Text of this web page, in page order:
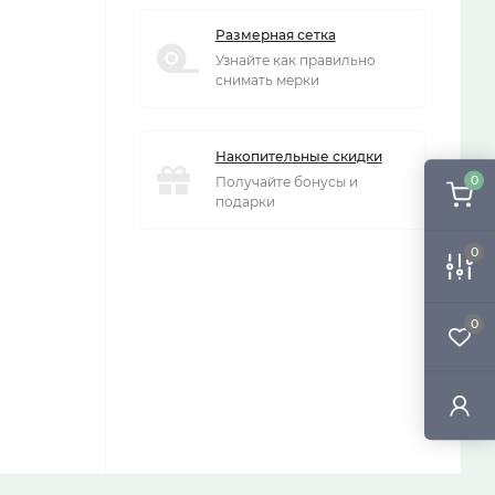
0
0
0
Размерная сетка
Узнайте как правильно
снимать мерки
Накопительные скидки
Получайте бонусы и
подарки